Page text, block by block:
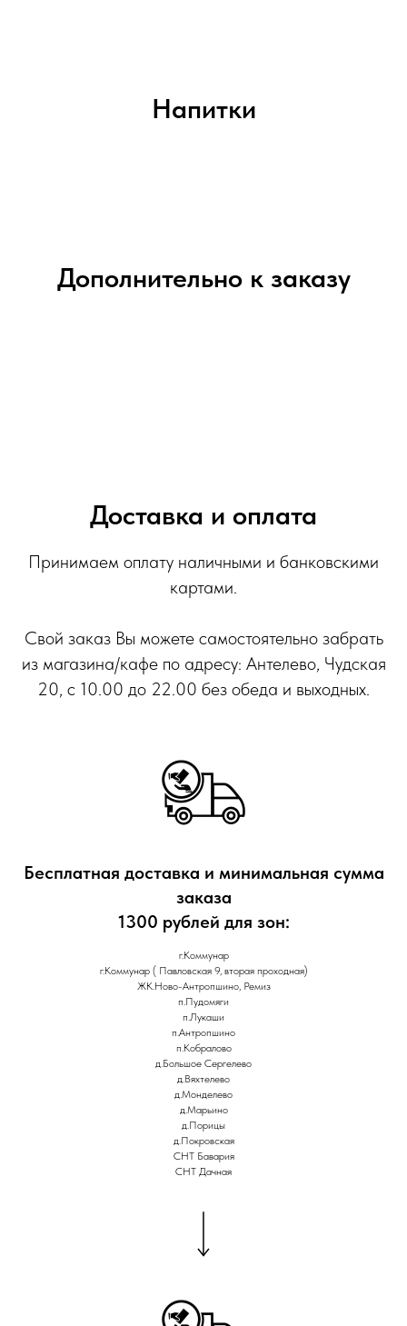
Напитки
Дополнительно к заказу
Доставка и оплата
Принимаем оплату наличными и банковскими
картами.
Свой заказ Вы можете самостоятельно забрать
из магазина/кафе по адресу: Антелево, Чудская
20, с 10.00 до 22.00 без обеда и выходных.
Бесплатная доставка и минимальная сумма
заказа
1300 рублей для зон:
г.Коммунар
г.Коммунар ( Павловская 9, вторая проходная)
ЖК.Ново-Антропшино, Ремиз
п.Пудомяги
п.Лукаши
п.Антропшино
п.Кобралово
д.Большое Сергелево
д.Вяхтелево
д.Монделево
д.Марьино
д.Порицы
д.Покровская
СНТ Бавария
СНТ Дачная